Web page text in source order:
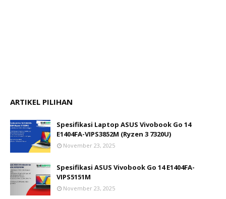
ARTIKEL PILIHAN
Spesifikasi Laptop ASUS Vivobook Go 14
E1404FA-VIPS3852M (Ryzen 3 7320U)
November 23, 2025
Spesifikasi ASUS Vivobook Go 14 E1404FA-
VIPS5151M
November 23, 2025